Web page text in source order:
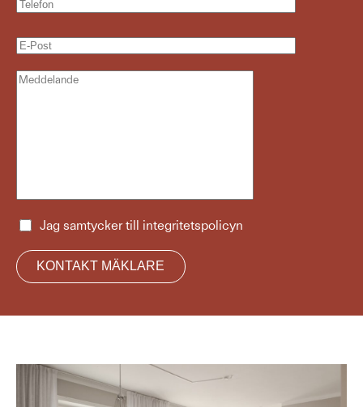
Jag samtycker till integritetspolicyn